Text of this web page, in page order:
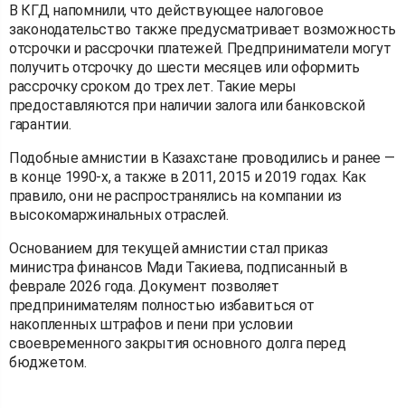
В КГД напомнили, что действующее налоговое
законодательство также предусматривает возможность
отсрочки и рассрочки платежей. Предприниматели могут
получить отсрочку до шести месяцев или оформить
рассрочку сроком до трех лет. Такие меры
предоставляются при наличии залога или банковской
гарантии.
Подобные амнистии в Казахстане проводились и ранее —
в конце 1990-х, а также в 2011, 2015 и 2019 годах. Как
правило, они не распространялись на компании из
высокомаржинальных отраслей.
Основанием для текущей амнистии стал приказ
министра финансов Мади Такиева, подписанный в
феврале 2026 года. Документ позволяет
предпринимателям полностью избавиться от
накопленных штрафов и пени при условии
своевременного закрытия основного долга перед
бюджетом.